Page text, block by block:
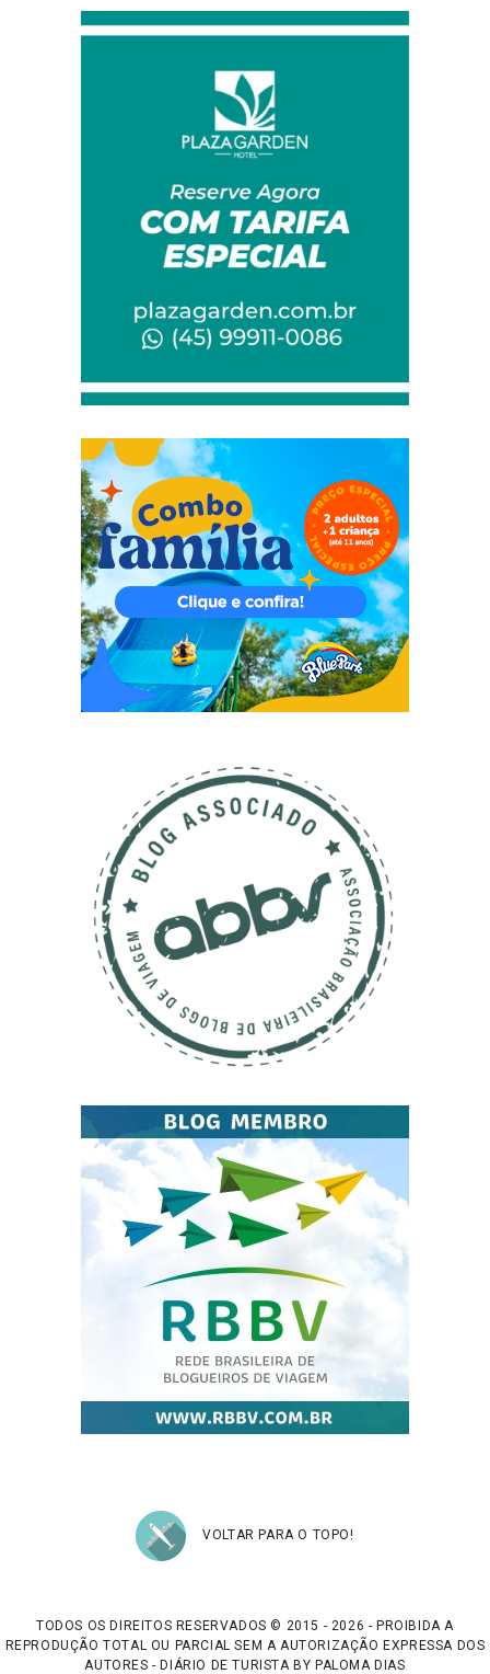
VOLTAR PARA O TOPO!
TODOS OS DIREITOS RESERVADOS © 2015 - 2026 - PROIBIDA A
REPRODUÇÃO TOTAL OU PARCIAL SEM A AUTORIZAÇÃO EXPRESSA DOS
AUTORES - DIÁRIO DE TURISTA BY PALOMA DIAS